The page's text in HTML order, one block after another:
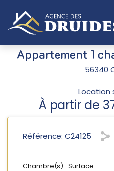
Appartement 1
56340
Location
À partir de
Référence: C24125
Chambre(s) Surface